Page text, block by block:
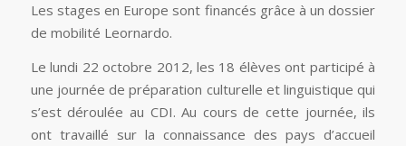
Les stages en Europe sont financés grâce à un dossier
de mobilité Leornardo.
Le lundi 22 octobre 2012, les 18 élèves ont participé à
une journée de préparation culturelle et linguistique qui
s’est déroulée au CDI. Au cours de cette journée, ils
ont travaillé sur la connaissance des pays d’accueil